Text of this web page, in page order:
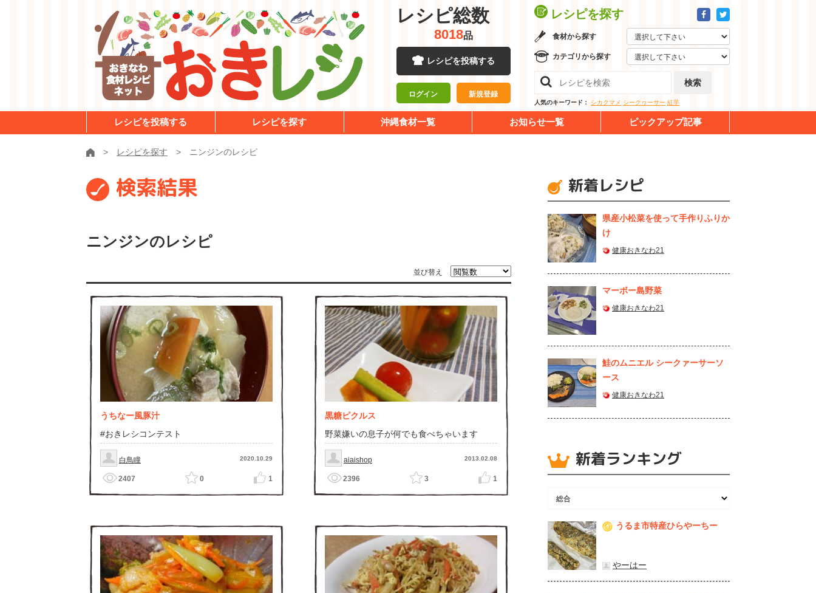
レシピ総数
8018品
レシピを投稿する
ログイン 新規登録
レシピを探す
食材から探す
カテゴリから探す
検索
人気のキーワード： シカクマメ シークヮーサー 紅芋
レシピを投稿する レシピを探す 沖縄食材一覧 お知らせ一覧 ピックアップ記事
レシピを探す ニンジンのレシピ
検索結果
ニンジンのレシピ
並び替え
うちなー風豚汁
#おきレシコンテスト
白鳥瞳 2020.10.29
2407 0 1
黒糖ピクルス
野菜嫌いの息子が何でも食べちゃいます
aiaishop 2013.02.08
2396 3 1
新着レシピ
県産⼩松菜を使って⼿作りふりか
け
健康おきなわ21
マーボー島野菜
健康おきなわ21
鮭のムニエル シークァーサーソ
ース
健康おきなわ21
新着ランキング
1 うるま市特産ひらやーちー
やーはー